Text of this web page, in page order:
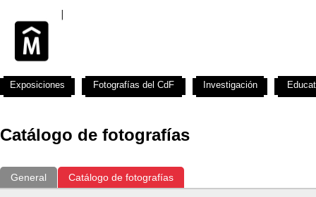
Catálogo de fotografías
General Catálogo de fotografías
Exposiciones Fotografías del CdF Investigación